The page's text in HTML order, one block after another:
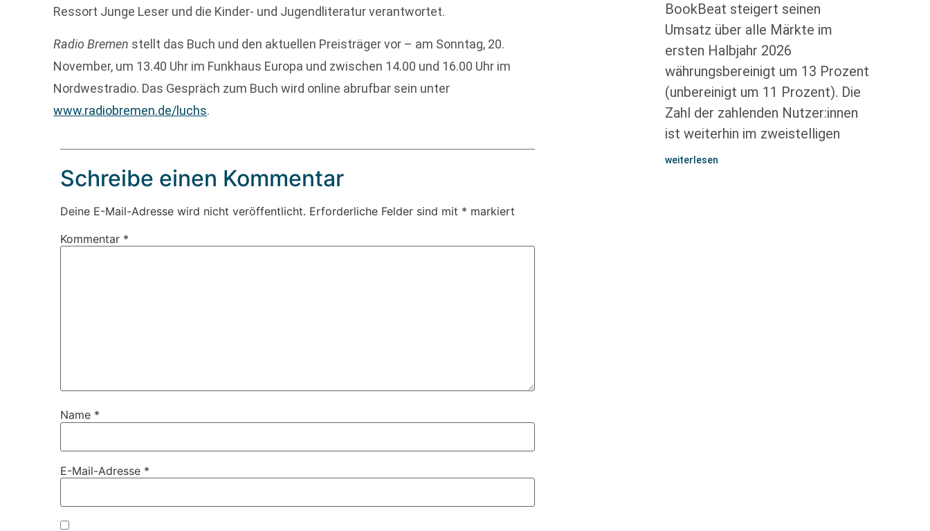
Ressort Junge Leser und die Kinder- und Jugendliteratur verantwortet.
Radio Bremen stellt das Buch und den aktuellen Preisträger vor – am Sonntag, 20.
November, um 13.40 Uhr im Funkhaus Europa und zwischen 14.00 und 16.00 Uhr im
Nordwestradio. Das Gespräch zum Buch wird online abrufbar sein unter
www.radiobremen.de/luchs.
Schreibe einen Kommentar
Deine E-Mail-Adresse wird nicht veröffentlicht. Erforderliche Felder sind mit * markiert
Kommentar *
Name *
E-Mail-Adresse *
BookBeat steigert seinen
Umsatz über alle Märkte im
ersten Halbjahr 2026
währungsbereinigt um 13 Prozent
(unbereinigt um 11 Prozent). Die
Zahl der zahlenden Nutzer:innen
ist weiterhin im zweistelligen
weiterlesen